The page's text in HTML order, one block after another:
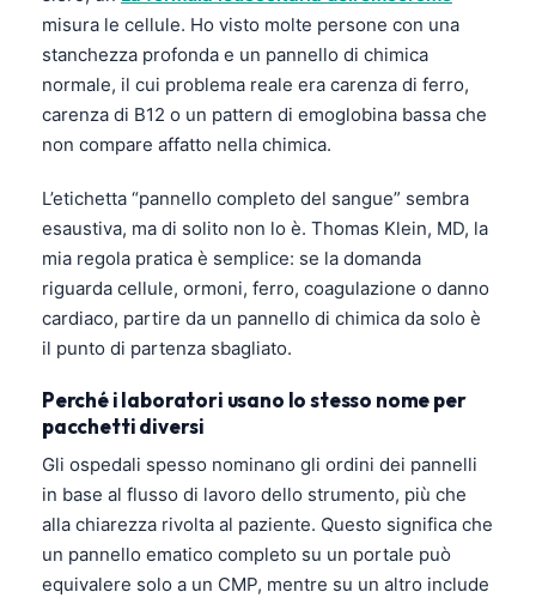
misura le cellule. Ho visto molte persone con una
stanchezza profonda e un pannello di chimica
normale, il cui problema reale era carenza di ferro,
carenza di B12 o un pattern di emoglobina bassa che
non compare affatto nella chimica.
L’etichetta “pannello completo del sangue” sembra
esaustiva, ma di solito non lo è. Thomas Klein, MD, la
mia regola pratica è semplice: se la domanda
riguarda cellule, ormoni, ferro, coagulazione o danno
cardiaco, partire da un pannello di chimica da solo è
il punto di partenza sbagliato.
Perché i laboratori usano lo stesso nome per
pacchetti diversi
Gli ospedali spesso nominano gli ordini dei pannelli
in base al flusso di lavoro dello strumento, più che
alla chiarezza rivolta al paziente. Questo significa che
un pannello ematico completo su un portale può
equivalere solo a un CMP, mentre su un altro include